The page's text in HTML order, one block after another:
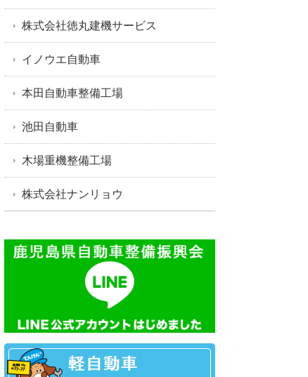
株式会社徳丸建機サービス
イノウエ自動車
本田自動車整備工場
池田自動車
木場重機整備工場
株式会社ナンリョウ